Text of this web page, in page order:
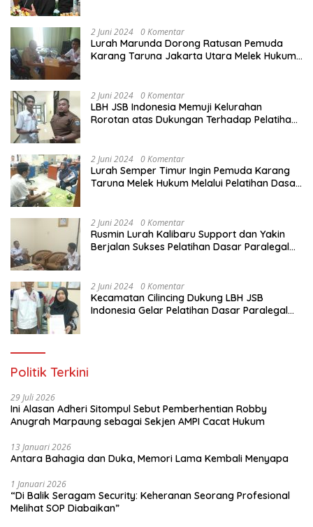
2 Juni 2024 0 Komentar
Lurah Marunda Dorong Ratusan Pemuda
Karang Taruna Jakarta Utara Melek Hukum
2 Juni 2024 0 Komentar
LBH JSB Indonesia Memuji Kelurahan
Rorotan atas Dukungan Terhadap Pelatihan
2 Juni 2024 0 Komentar
Lurah Semper Timur Ingin Pemuda Karang
Taruna Melek Hukum Melalui Pelatihan Dasar
2 Juni 2024 0 Komentar
Rusmin Lurah Kalibaru Support dan Yakin
Berjalan Sukses Pelatihan Dasar Paralegal
2 Juni 2024 0 Komentar
Kecamatan Cilincing Dukung LBH JSB
Indonesia Gelar Pelatihan Dasar Paralegal
Politik Terkini
29 Juli 2026
Ini Alasan Adheri Sitompul Sebut Pemberhentian Robby
Anugrah Marpaung sebagai Sekjen AMPI Cacat Hukum
13 Januari 2026
Antara Bahagia dan Duka, Memori Lama Kembali Menyapa
1 Januari 2026
“Di Balik Seragam Security: Keheranan Seorang Profesional
Melihat SOP Diabaikan”